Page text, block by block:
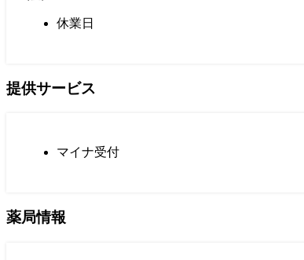
休業日
提供サービス
マイナ受付
薬局情報